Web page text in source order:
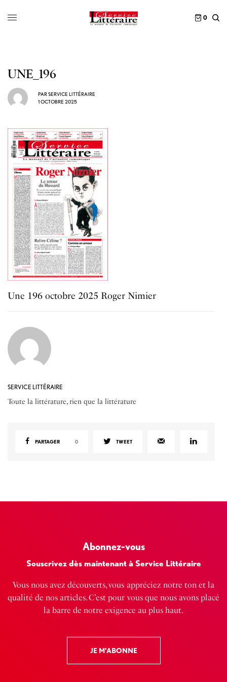
0
UNE_196
PARSERVICE LITTÉRAIRE
1 OCTOBRE 2025
Une 196 octobre 2025 Roger Nimier
SERVICE LITTÉRAIRE
Toute la littérature, rien que la littérature
PARTAGER 0 TWEET
Abonnez-vous
Souscrivez dès maintenant à Service Littéraire
Vous nous avez découverts, vous appréciez notre ton et la
qualité de nos articles. C’est pour vous que nous avons placé
la barre de notre exigence au plus haut.
JE M'ABONNE